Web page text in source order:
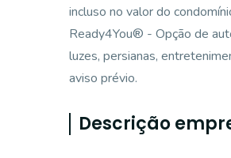
incluso no valor do
Ready4You® - Opção de
luzes, persianas,
aviso prévio.
Descrição